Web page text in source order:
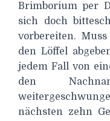
Brimborium per
sich doch
vorbereiten.
den Löffel
jedem Fall von
den
nächsten zehn